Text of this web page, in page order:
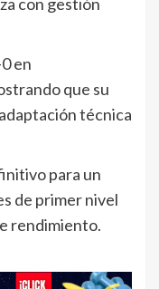
en
que su
técnica
para un
de primer nivel
rendimiento.